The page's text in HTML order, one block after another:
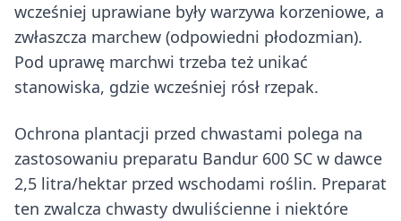
wcześniej uprawiane były warzywa korzeniowe, a
zwłaszcza marchew (odpowiedni płodozmian).
Pod uprawę marchwi trzeba też unikać
stanowiska, gdzie wcześniej rósł rzepak.
Ochrona plantacji przed chwastami polega na
zastosowaniu preparatu Bandur 600 SC w dawce
2,5 litra/hektar przed wschodami roślin. Preparat
ten zwalcza chwasty dwuliścienne i niektóre